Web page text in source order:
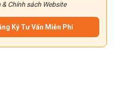
& Chính sách Website